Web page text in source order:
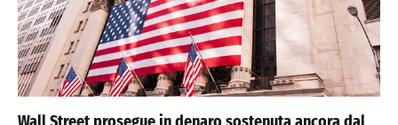
Wall Street prosegue in denaro sostenuta ancora dal